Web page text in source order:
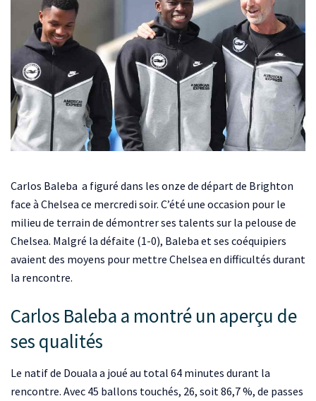
Carlos Baleba a figuré dans les onze de départ de Brighton
face à Chelsea ce mercredi soir. C’été une occasion pour le
milieu de terrain de démontrer ses talents sur la pelouse de
Chelsea. Malgré la défaite (1-0), Baleba et ses coéquipiers
avaient des moyens pour mettre Chelsea en difficultés durant
la rencontre.
Carlos Baleba a montré un aperçu de
ses qualités
Le natif de Douala a joué au total 64 minutes durant la
rencontre. Avec 45 ballons touchés, 26, soit 86,7 %, de passes